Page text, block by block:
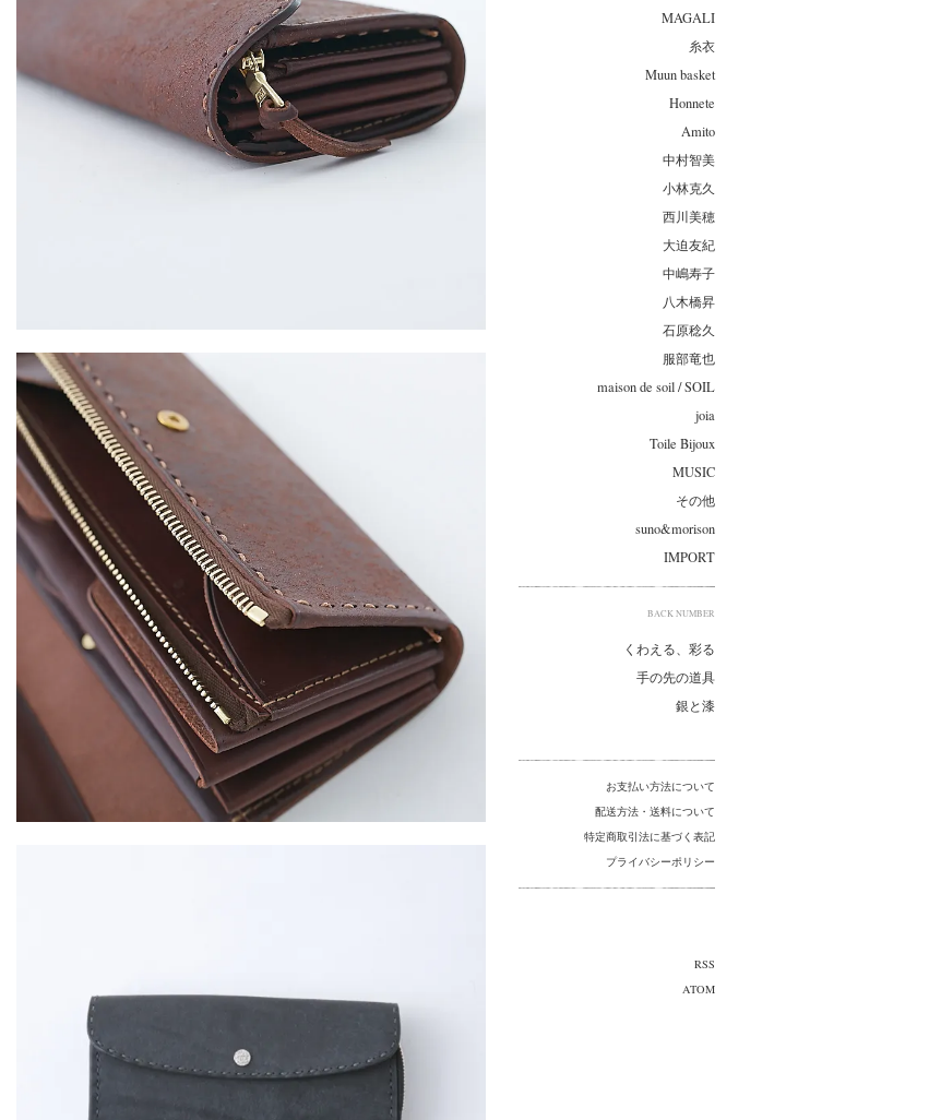
MAGALI
糸衣
Muun basket
Honnete
Amito
中村智美
小林克久
西川美穂
大迫友紀
中嶋寿子
八木橋昇
石原稔久
服部竜也
maison de soil / SOIL
joia
Toile Bijoux
MUSIC
その他
suno&morison
IMPORT
BACK NUMBER
くわえる、彩る
手の先の道具
銀と漆
お支払い方法について
配送方法・送料について
特定商取引法に基づく表記
プライバシーポリシー
RSS
ATOM